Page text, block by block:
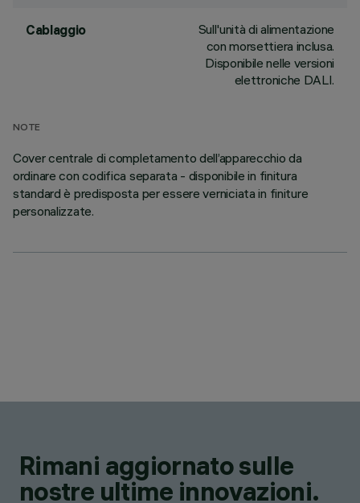
Cablaggio
Sull'unità di alimentazione
con morsettiera inclusa.
Disponibile nelle versioni
elettroniche DALI.
NOTE
Cover centrale di completamento dell’apparecchio da
ordinare con codifica separata - disponibile in finitura
standard è predisposta per essere verniciata in finiture
personalizzate.
Rimani aggiornato sulle
nostre ultime innovazioni.